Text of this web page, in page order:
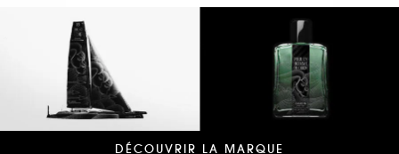
DÉCOUVRIR LA MARQUE